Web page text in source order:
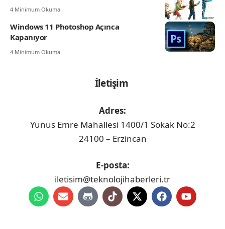
4 Minimum Okuma
Windows 11 Photoshop Açınca
Kapanıyor
4 Minimum Okuma
İletişim
Adres:
Yunus Emre Mahallesi 1400/1 Sokak No:2
24100 – Erzincan
E-posta:
iletisim@teknolojihaberleri.tr